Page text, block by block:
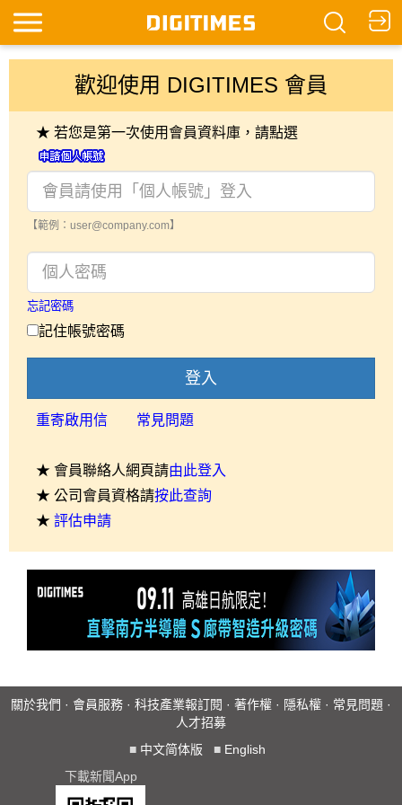
歡迎使用 DIGITIMES 會員
★ 若您是第一次使用會員資料庫，請點選
【範例：user@company.com】
忘記密碼
記住帳號密碼
登入
重寄啟用信 常見問題
★ 會員聯絡人網頁請由此登入
★ 公司會員資格請按此查詢
★ 評估申請
關於我們 · 會員服務 · 科技產業報訂閱 · 著作權 · 隱私權 · 常見問題 ·
人才招募
■ 中文简体版 ■ English
下載新聞App